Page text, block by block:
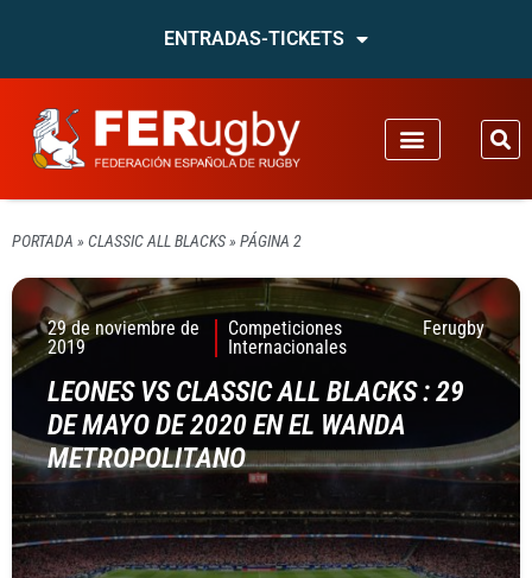
ENTRADAS-TICKETS
PORTADA » CLASSIC ALL BLACKS» PÁGINA 2
29 de noviembre de
2019
Competiciones
Internacionales
Ferugby
LEONES VS CLASSIC ALL BLACKS : 29
DE MAYO DE 2020 EN EL WANDA
METROPOLITANO